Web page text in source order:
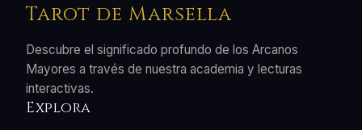
Tarot de Marsella
Descubre el significado profundo de los Arcanos
Mayores a través de nuestra academia y lecturas
interactivas.
Explora